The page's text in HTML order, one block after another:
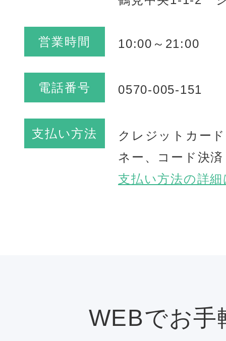
営業時間 10:00～21:00
電話番号 0570-005-151
支払い方法
クレジットカー
ネー、コード決済
支払い方法の詳
WEBでお手